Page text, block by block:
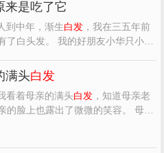
来是吃了它
到中年，渐生白发，我在三五年前
了白头发。 我的好朋友小华只小我
吃醋泡黑豆，已经吃了许多年。 网
下醋泡黑豆的功效，原来吃醋泡黑
这么多好处。 “补药一堆，不如黑
。 黑豆...
满头白发
看着母亲的满头白发，知道母亲老
的脸上也露出了微微的笑容。 母